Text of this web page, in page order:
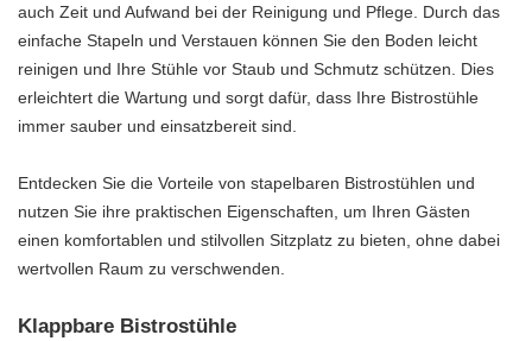
auch Zeit und Aufwand bei der Reinigung und Pflege. Durch das
einfache Stapeln und Verstauen können Sie den Boden leicht
reinigen und Ihre Stühle vor Staub und Schmutz schützen. Dies
erleichtert die Wartung und sorgt dafür, dass Ihre Bistrostühle
immer sauber und einsatzbereit sind.
Entdecken Sie die Vorteile von stapelbaren Bistrostühlen und
nutzen Sie ihre praktischen Eigenschaften, um Ihren Gästen
einen komfortablen und stilvollen Sitzplatz zu bieten, ohne dabei
wertvollen Raum zu verschwenden.
Klappbare Bistrostühle